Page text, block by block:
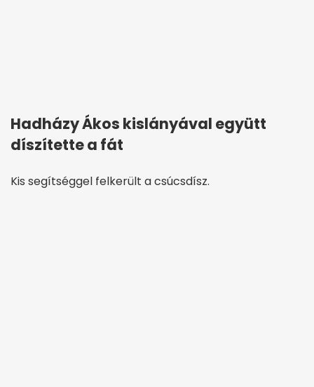
Hadházy Ákos kislányával együtt
díszítette a fát
Kis segítséggel felkerült a csúcsdísz.